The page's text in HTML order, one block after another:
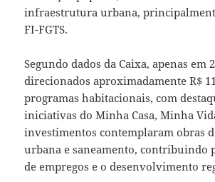
infraestrutura urbana,
FI-FGTS.
Segundo dados da Caixa, apenas em
direcionados aproximadamente R$
programas habitacionais, com
iniciativas do Minha Casa, Minha
investimentos contemplaram obras
urbana e saneamento, contribuindo
de empregos e o desenvolvimento